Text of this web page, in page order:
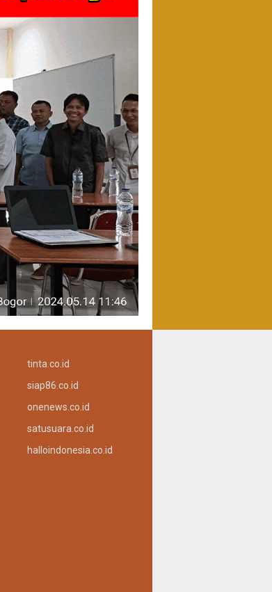
tinta.co.id
siap86.co.id
onenews.co.id
satusuara.co.id
halloindonesia.co.id